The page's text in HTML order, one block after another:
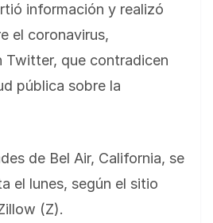
información y realizó
el coronavirus,
Twitter, que contradicen
pública sobre la
de Bel Air, California, se
el lunes, según el sitio
(Z).